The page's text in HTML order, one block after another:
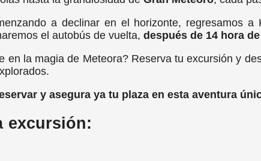
a declinar en el horizonte, regresamos
el autobús de vuelta, después de 14 hora
en la magia de Meteora? Reserva tu excursión y
y asegura ya tu plaza en esta aventura
excursión: